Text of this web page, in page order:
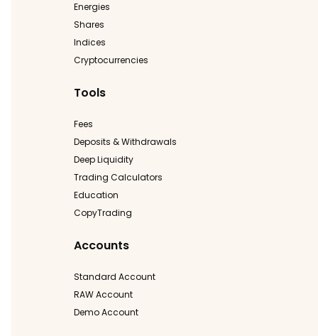
Energies
Shares
Indices
Cryptocurrencies
Tools
Fees
Deposits & Withdrawals
Deep Liquidity
Trading Calculators
Education
CopyTrading
Accounts
Standard Account
RAW Account
Demo Account